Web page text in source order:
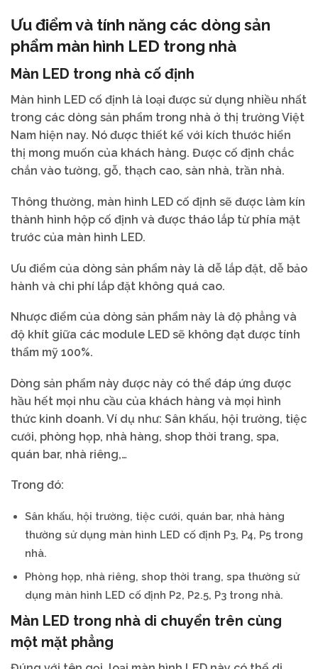
Ưu điểm và tính năng các dòng sản
phẩm màn hình LED trong nhà
Màn LED trong nhà cố định
Màn hình LED cố định là loại được sử dụng nhiều nhất
trong các dòng sản phẩm trong nhà ở thị trường Việt
Nam hiện nay. Nó được thiết kế với kích thước hiển
thị mong muốn của khách hàng. Được cố định chắc
chắn vào tường, gỗ, thạch cao, sàn nhà, trần nhà.
Thông thường, màn hình LED cố định sẽ được làm kín
thành hình hộp cố định và được tháo lắp từ phía mặt
trước của màn hình LED.
Ưu điểm của dòng sản phẩm này là dễ lắp đặt, dễ bảo
hành và chi phí lắp đặt không quá cao.
Nhược điểm của dòng sản phẩm này là độ phẳng và
độ khít giữa các module LED sẽ không đạt được tính
thẩm mỹ 100%.
Dòng sản phẩm này được này có thể đáp ứng được
hầu hết mọi nhu cầu của khách hàng và mọi hình
thức kinh doanh. Ví dụ như: Sân khấu, hội trường, tiệc
cưới, phòng họp, nhà hàng, shop thời trang, spa,
quán bar, nhà riêng,…
Trong đó:
Sân khấu, hội trường, tiệc cưới, quán bar, nhà hàng
thường sử dụng màn hình LED cố định P3, P4, P5 trong
nhà.
Phòng họp, nhà riêng, shop thời trang, spa thường sử
dụng màn hình LED cố định P2, P2.5, P3 trong nhà.
Màn LED trong nhà di chuyển trên cùng
một mặt phẳng